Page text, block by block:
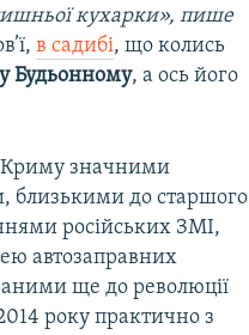
кухарки», пише
в садибі, що колись
Будьонному, а ось його
Криму значними
близькими до старшого
російських ЗМІ,
автозаправних
ще до революції
року практично з